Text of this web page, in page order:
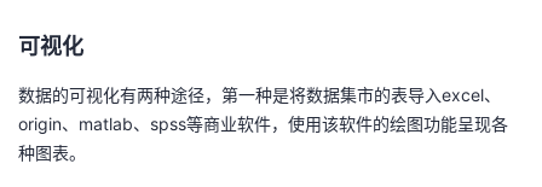
可视化
数据的可视化有两种途径，第一种是将数据集市的表导入excel、
origin、 matlab、 spss等商业软件，使用该软件的绘图功能呈现各
种图表。